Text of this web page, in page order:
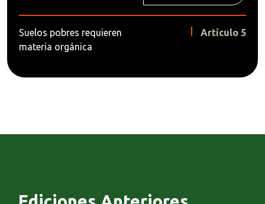
Suelos pobres requieren
materia orgánica
Articulo 5